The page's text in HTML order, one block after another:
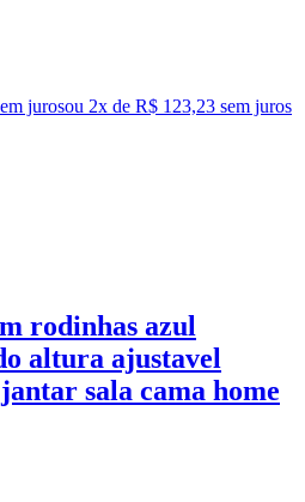
jurosou 2x de R$ 123,23 sem juros
rodinhas azul
altura ajustavel
sala cama home